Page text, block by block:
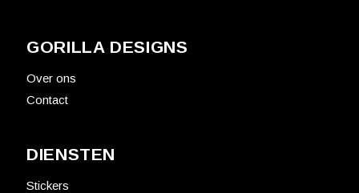
GORILLA DESIGNS
Over ons
Contact
DIENSTEN
Stickers